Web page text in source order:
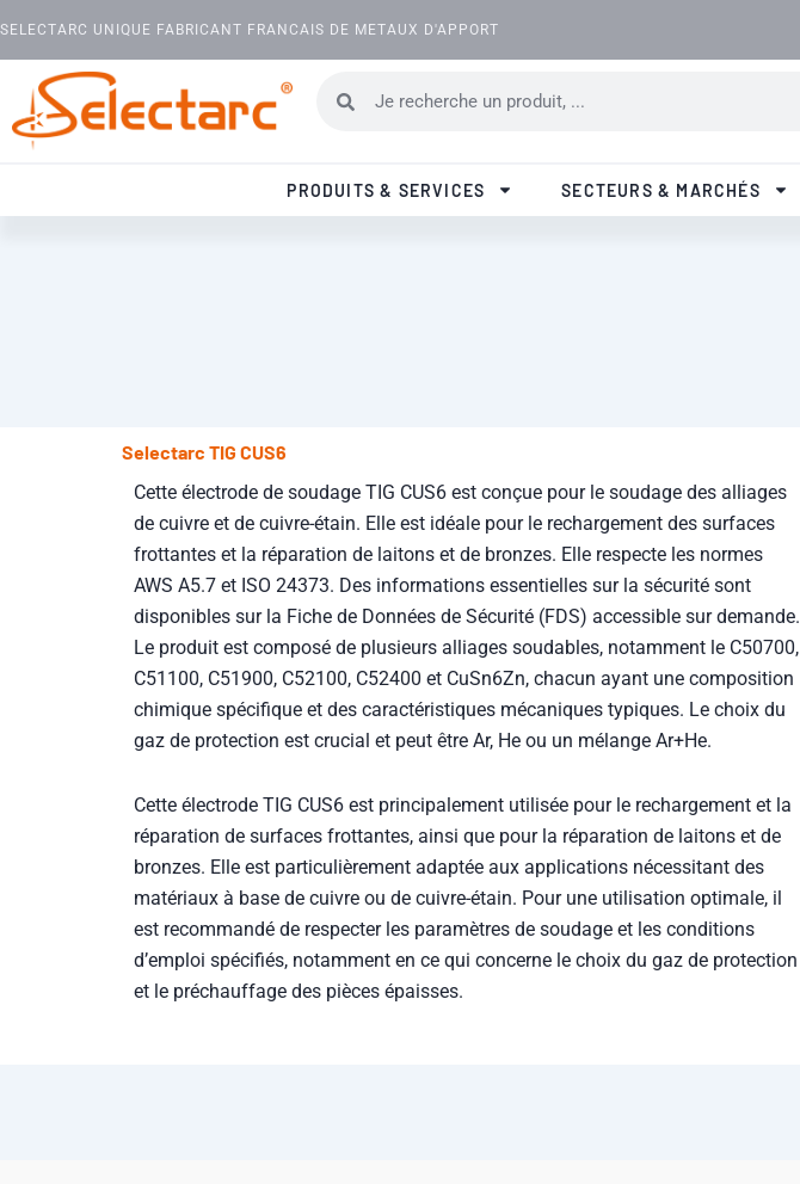
SELECTARC UNIQUE FABRICANT FRANCAIS DE METAUX D'APPORT
PRODUITS & SERVICES SECTEURS & MARCHÉS
Selectarc TIG CUS6
Cette électrode de soudage TIG CUS6 est conçue pour le soudage des alliages
de cuivre et de cuivre-étain. Elle est idéale pour le rechargement des surfaces
frottantes et la réparation de laitons et de bronzes. Elle respecte les normes
AWS A5.7 et ISO 24373. Des informations essentielles sur la sécurité sont
disponibles sur la Fiche de Données de Sécurité (FDS) accessible sur demande.
Le produit est composé de plusieurs alliages soudables, notamment le C50700,
C51100, C51900, C52100, C52400 et CuSn6Zn, chacun ayant une composition
chimique spécifique et des caractéristiques mécaniques typiques. Le choix du
gaz de protection est crucial et peut être Ar, He ou un mélange Ar+He.
Cette électrode TIG CUS6 est principalement utilisée pour le rechargement et la
réparation de surfaces frottantes, ainsi que pour la réparation de laitons et de
bronzes. Elle est particulièrement adaptée aux applications nécessitant des
matériaux à base de cuivre ou de cuivre-étain. Pour une utilisation optimale, il
est recommandé de respecter les paramètres de soudage et les conditions
d’emploi spécifiés, notamment en ce qui concerne le choix du gaz de protection
et le préchauffage des pièces épaisses.